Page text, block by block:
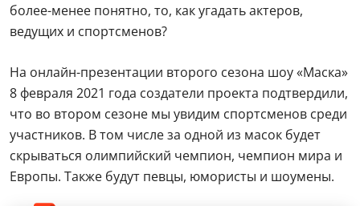
более-менее понятно, то, как угадать актеров,
ведущих и спортсменов?
На онлайн-презентации второго сезона шоу «Маска»
8 февраля 2021 года создатели проекта подтвердили,
что во втором сезоне мы увидим спортсменов среди
участников. В том числе за одной из масок будет
скрываться олимпийский чемпион, чемпион мира и
Европы. Также будут певцы, юмористы и шоумены.